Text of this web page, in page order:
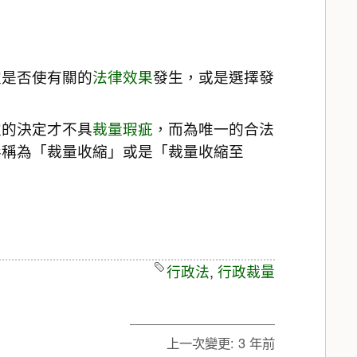
否使有關的法律效果發生，或是選擇發
決定才不具裁量瑕疵 ，而為唯一的合法
為「裁量收縮」或是「裁量收縮至
行政法, 行政裁量
上一次變更: 3 年前